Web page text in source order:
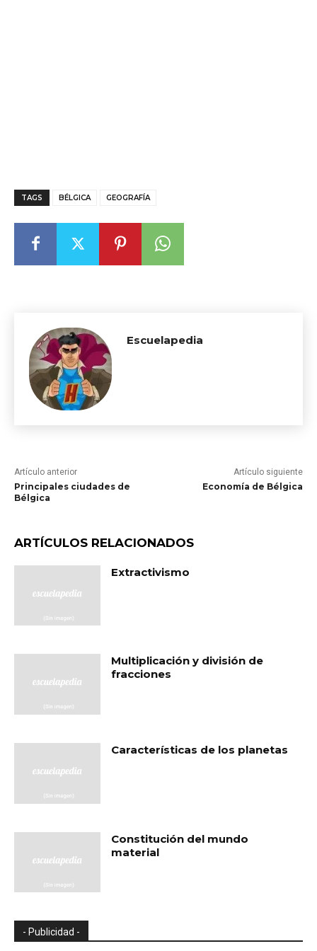
TAGS BÉLGICA GEOGRAFÍA
Escuelapedia
Artículo anterior
Principales ciudades de
Bélgica
Artículo siguiente
Economía de Bélgica
ARTÍCULOS RELACIONADOS
Extractivismo
Multiplicación y división de
fracciones
Características de los planetas
Constitución del mundo
material
- Publicidad -